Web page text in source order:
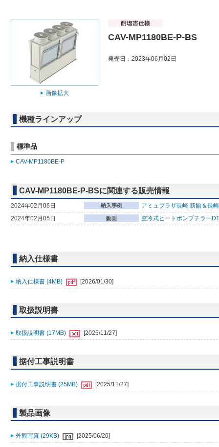
画像拡大
CAV-MP1180BE-P-BS
発売日：2023年06月02日
機種ラインアップ
標準品
CAV-MP1180BE-P
CAV-MP1180BE-P-BSに関連する販売情報
2024年02月06日
アミュプラザ長崎 新館＆長
2024年02月05日
空冷式ヒートポンプチラー
納入仕様書
納入仕様書 (4MB) [2026/01/30]
取扱説明書
取扱説明書 (17MB) [2025/11/27]
据付工事説明書
据付工事説明書 (25MB) [2025/11/27]
製品画像
外観写真 (29KB) [2025/06/20]